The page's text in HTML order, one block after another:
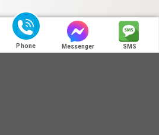
Phone Messenger SMS